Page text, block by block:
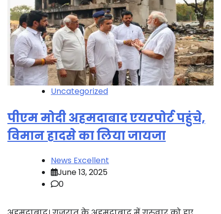
Uncategorized
पीएम मोदी अहमदाबाद एयरपोर्ट पहुंचे,
विमान हादसे का लिया जायजा
News Excellent
June 13, 2025
0